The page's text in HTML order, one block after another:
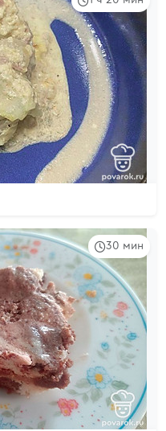
30 мин